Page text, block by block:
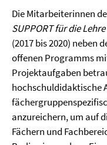
Die Mitarbeiterinnen
SUPPORT für die Lehre
(2017 bis 2020) neben
offenen Programms
Projektaufgaben
hochschuldidaktische
anzureichern, um auf
Fächern und